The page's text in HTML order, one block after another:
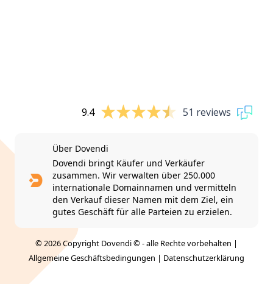
9.4 51 reviews
Über Dovendi
Dovendi bringt Käufer und Verkäufer
zusammen. Wir verwalten über 250.000
internationale Domainnamen und vermitteln
den Verkauf dieser Namen mit dem Ziel, ein
gutes Geschäft für alle Parteien zu erzielen.
© 2026 Copyright Dovendi © - alle Rechte vorbehalten |
Allgemeine Geschäftsbedingungen | Datenschutzerklärung